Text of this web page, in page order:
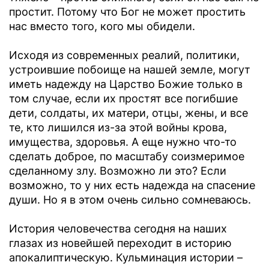
простит. Потому что Бог не может простить
нас вместо того, кого мы обидели.
Исходя из современных реалий, политики,
устроившие побоище на нашей земле, могут
иметь надежду на Царство Божие только в
том случае, если их простят все погибшие
дети, солдаты, их матери, отцы, жены, и все
те, кто лишился из-за этой войны крова,
имущества, здоровья. А еще нужно что-то
сделать доброе, по масштабу соизмеримое
сделанному злу. Возможно ли это? Если
возможно, то у них есть надежда на спасение
души. Но я в этом очень сильно сомневаюсь.
История человечества сегодня на наших
глазах из новейшей переходит в историю
апокалиптическую. Кульминация истории –